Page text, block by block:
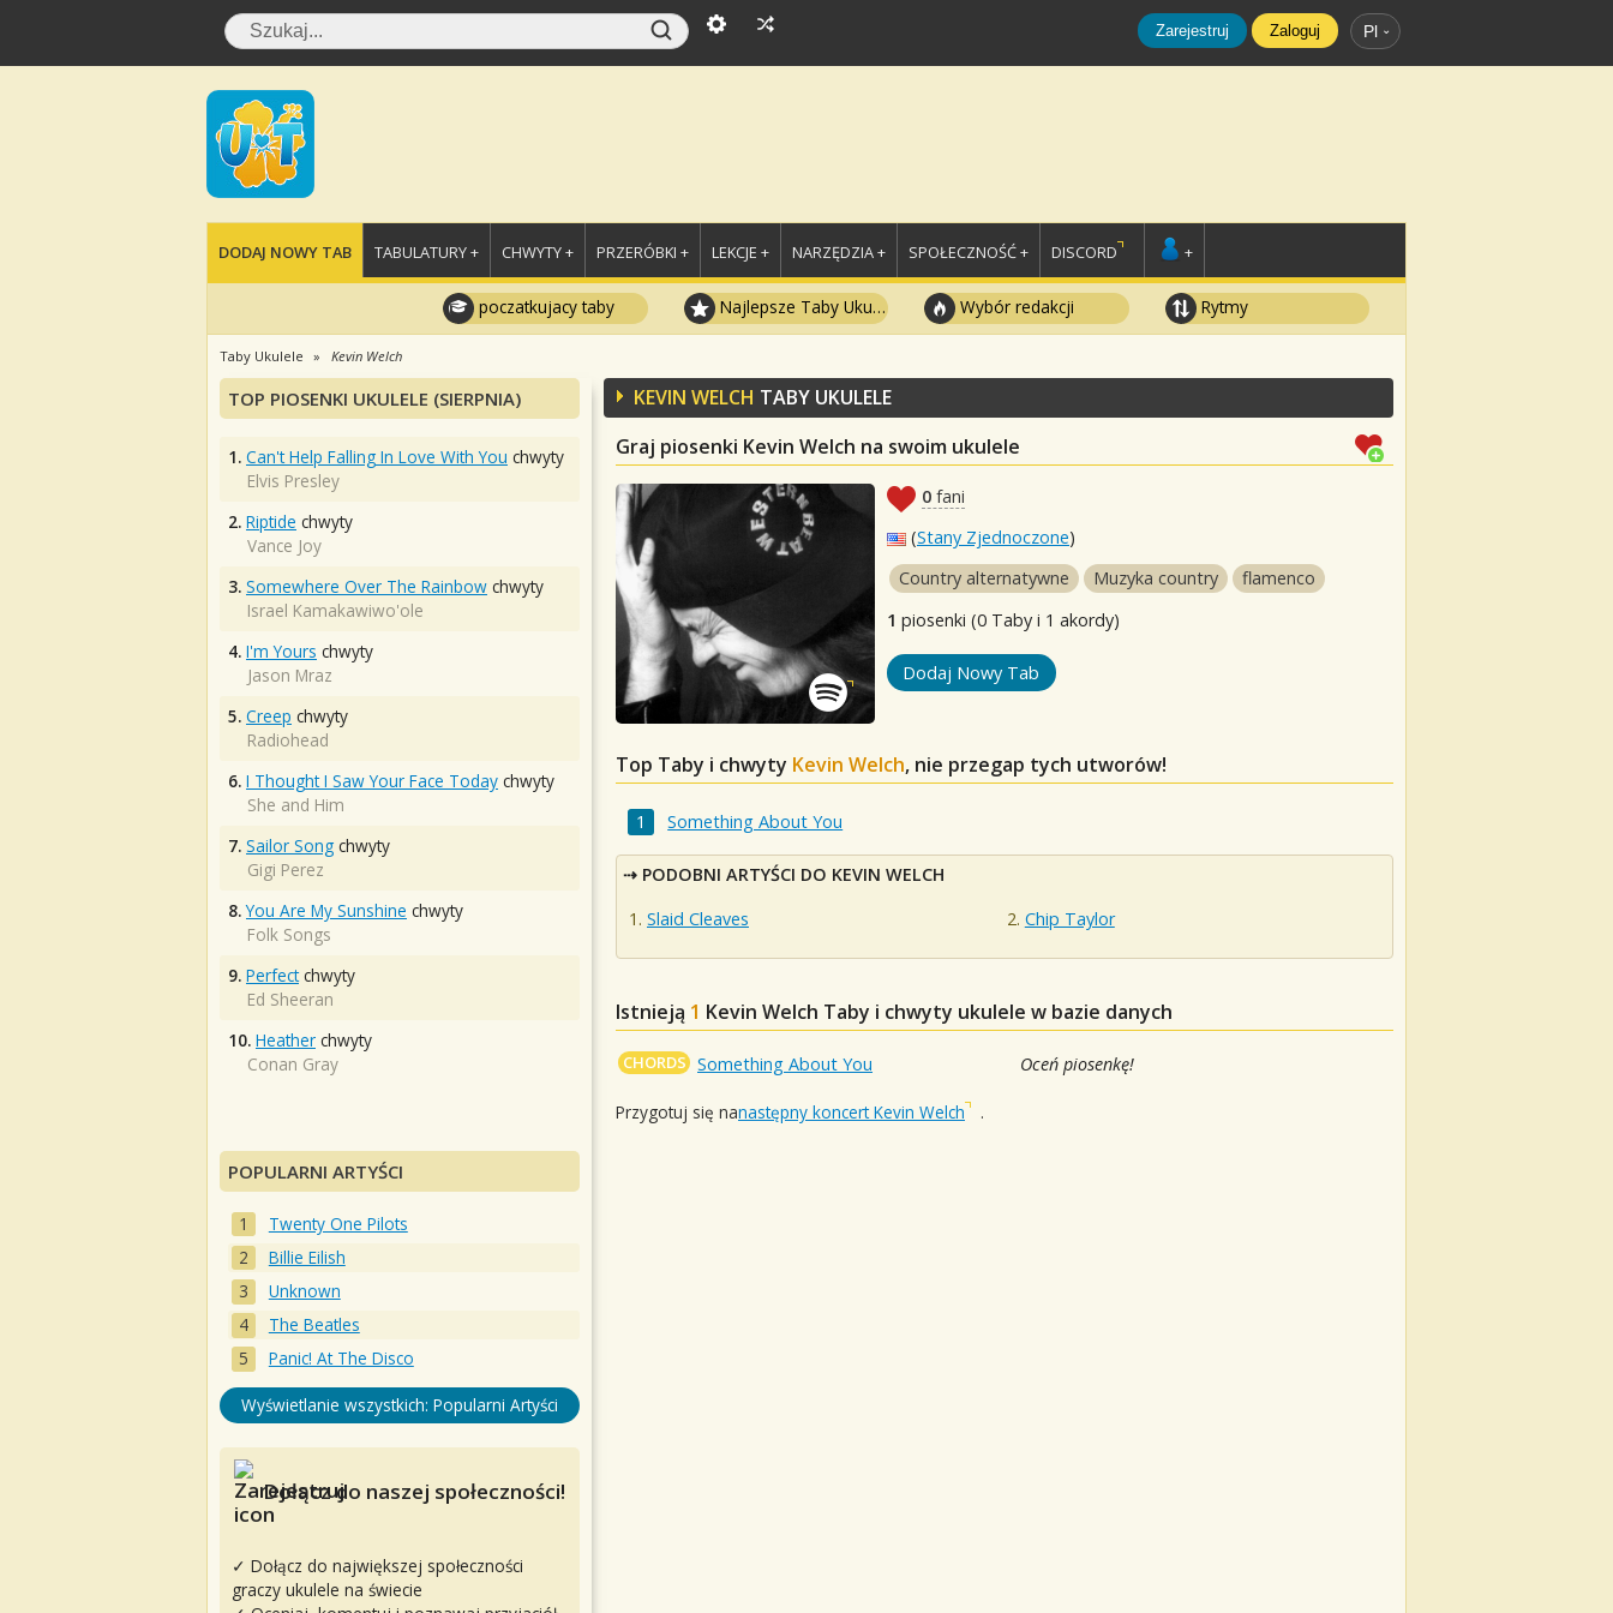
Zarejestruj Zaloguj Pl
DODAJ NOWY TAB TABULATURY + CHWYTY + PRZERÓBKI + LEKCJE + NARZĘDZIA + SPOŁECZNOŚĆ + DISCORD +
poczatkujacy taby Najlepsze Taby Ukulele Wybór redakcji Rytmy
Taby Ukulele Kevin Welch
KEVIN WELCH TABY UKULELE
Graj piosenki Kevin Welch na swoim ukulele
0 fani
(Stany Zjednoczone)
Country alternatywne
Muzyka country
flamenco
1 piosenki (0 Taby i 1 akordy)
Dodaj Nowy Tab
Top Taby i chwyty Kevin Welch, nie przegap tych utworów!
Something About You
PODOBNI ARTYŚCI DO KEVIN WELCH
Slaid Cleaves
Chip Taylor
Istnieją 1 Kevin Welch Taby i chwyty ukulele w bazie danych
CHORDS Something About You Oceń piosenkę!
Przygotuj się nanastępny koncert Kevin Welch .
TOP PIOSENKI UKULELE (SIERPNIA)
1. Can't Help Falling In Love With You chwyty
Elvis Presley
2. Riptide chwyty
Vance Joy
3. Somewhere Over The Rainbow chwyty
Israel Kamakawiwo'ole
4. I'm Yours chwyty
Jason Mraz
5. Creep chwyty
Radiohead
6. I Thought I Saw Your Face Today chwyty
She and Him
7. Sailor Song chwyty
Gigi Perez
8. You Are My Sunshine chwyty
Folk Songs
9. Perfectchwyty
Ed Sheeran
10. Heather chwyty
Conan Gray
POPULARNI ARTYŚCI
Twenty One Pilots
Billie Eilish
Unknown
The Beatles
Panic! At The Disco
Wyświetlanie wszystkich: Popularni Artyści
Dołącz do naszej społeczności!
✓ Dołącz do największej społeczności
graczy ukulele na świecie